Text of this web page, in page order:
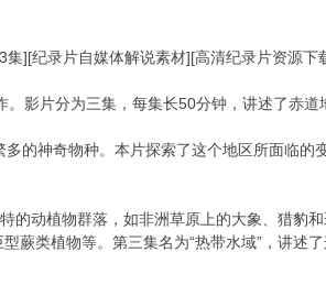
][纪录片自媒体解说素材][高清纪录片资源下
影片分为三集，每集长50分钟，讲述了赤
的神奇物种。本片探索了这个地区所面临
的动植物群落，如非洲草原上的大象、猎豹
蕨类植物等。第三集名为“热带水域”，讲述